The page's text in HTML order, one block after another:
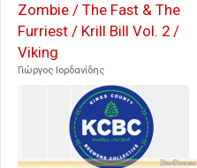
Zombie / The Fast & The
Furriest / Krill Bill Vol. 2 /
Viking
Γιώργος Ιορδανίδης